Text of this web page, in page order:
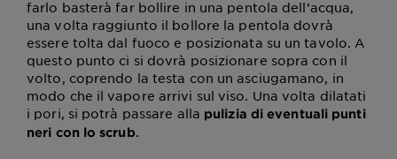
farlo basterà far bollire in una pentola dell’acqua,
una volta raggiunto il bollore la pentola dovrà
essere tolta dal fuoco e posizionata su un tavolo. A
questo punto ci si dovrà posizionare sopra con il
volto, coprendo la testa con un asciugamano, in
modo che il vapore arrivi sul viso. Una volta dilatati
i pori, si potrà passare alla pulizia di eventuali punti
neri con lo scrub.